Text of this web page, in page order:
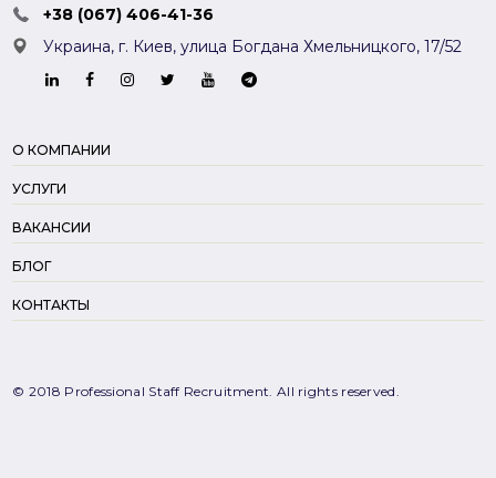
+38 (067) 406-41-36
Украина, г. Киев,улица Богдана Хмельницкого, 17/52
О КОМПАНИИ
УСЛУГИ
ВАКАНСИИ
БЛОГ
КОНТАКТЫ
© 2018 Professional Staff Recruitment. All rights reserved.